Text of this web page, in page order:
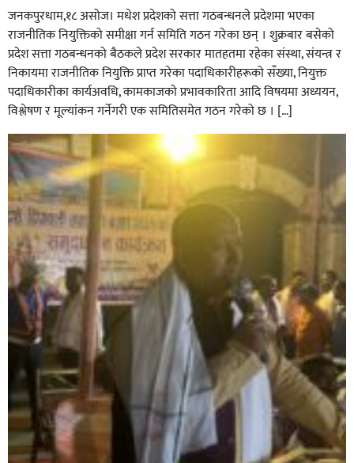
जनकपुरधाम,१८ असोज। मधेश प्रदेशको सत्ता गठबन्धनले प्रदेशमा भएका
राजनीतिक नियुक्तिको समीक्षा गर्न समिति गठन गरेका छन् । शुक्रबार बसेको
प्रदेश सत्ता गठबन्धनको बैठकले प्रदेश सरकार मातहतमा रहेका संस्था, संयन्त्र र
निकायमा राजनीतिक नियुक्ति प्राप्त गरेका पदाधिकारीहरूको सँख्या, नियुक्त
पदाधिकारीका कार्यअवधि, कामकाजको प्रभावकारिता आदि विषयमा अध्ययन,
विश्लेषण र मूल्यांकन गर्नेगरी एक समितिसमेत गठन गरेको छ । […]